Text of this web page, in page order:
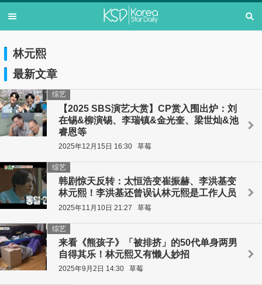
林元熙
最新文章
【2025 SBS演艺大赏】CP赏入围出炉：刘
在锡&柳演锡、李瑞镇&金光奎、梁世灿&池
睿恩等
综艺
2025年12月15日 16:30 草莓
韩剧惊天反转：太恒浩变崔振赫、李洪基变
林元熙！李洪基还曾误认林元熙是工作人员
综艺
2025年11月10日 21:27 草莓
来看《熊孩子》「被排挤」的50代单身两男
自得其乐！林元熙又有懒人妙招
综艺
2025年9月2日 14:30 草莓